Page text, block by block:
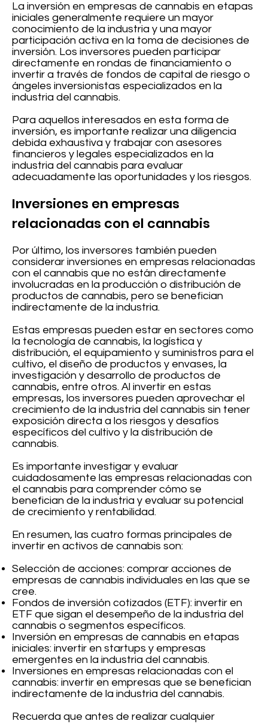
La inversión en empresas de cannabis en etapas
iniciales generalmente requiere un mayor
conocimiento de la industria y una mayor
participación activa en la toma de decisiones de
inversión. Los inversores pueden participar
directamente en rondas de financiamiento o
invertir a través de fondos de capital de riesgo o
ángeles inversionistas especializados en la
industria del cannabis.
Para aquellos interesados en esta forma de
inversión, es importante realizar una diligencia
debida exhaustiva y trabajar con asesores
financieros y legales especializados en la
industria del cannabis para evaluar
adecuadamente las oportunidades y los riesgos.
Inversiones en empresas
relacionadas con el cannabis
Por último, los inversores también pueden
considerar inversiones en empresas relacionadas
con el cannabis que no están directamente
involucradas en la producción o distribución de
productos de cannabis, pero se benefician
indirectamente de la industria.
Estas empresas pueden estar en sectores como
la tecnología de cannabis, la logística y
distribución, el equipamiento y suministros para el
cultivo, el diseño de productos y envases, la
investigación y desarrollo de productos de
cannabis, entre otros. Al invertir en estas
empresas, los inversores pueden aprovechar el
crecimiento de la industria del cannabis sin tener
exposición directa a los riesgos y desafíos
específicos del cultivo y la distribución de
cannabis.
Es importante investigar y evaluar
cuidadosamente las empresas relacionadas con
el cannabis para comprender cómo se
benefician de la industria y evaluar su potencial
de crecimiento y rentabilidad.
En resumen, las cuatro formas principales de
invertir en activos de cannabis son:
Selección de acciones: comprar acciones de
empresas de cannabis individuales en las que se
cree.
Fondos de inversión cotizados (ETF): invertir en
ETF que sigan el desempeño de la industria del
cannabis o segmentos específicos.
Inversión en empresas de cannabis en etapas
iniciales: invertir en startups y empresas
emergentes en la industria del cannabis.
Inversiones en empresas relacionadas con el
cannabis: invertir en empresas que se benefician
indirectamente de la industria del cannabis.
Recuerda que antes de realizar cualquier